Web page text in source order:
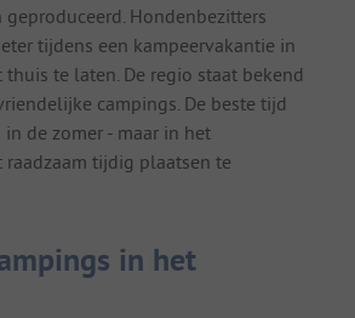
Hondenbezitters
tijdens een kampeervakantie in
te laten. De regio staat bekend
campings. De beste tijd
de zomer - maar in het
raadzaam tijdig plaatsen te
in het